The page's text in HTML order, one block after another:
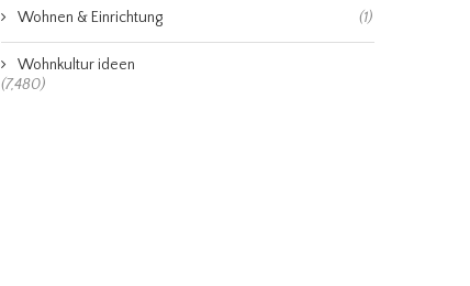
Wohnen & Einrichtung (1)
Wohnkultur ideen
(7,480)